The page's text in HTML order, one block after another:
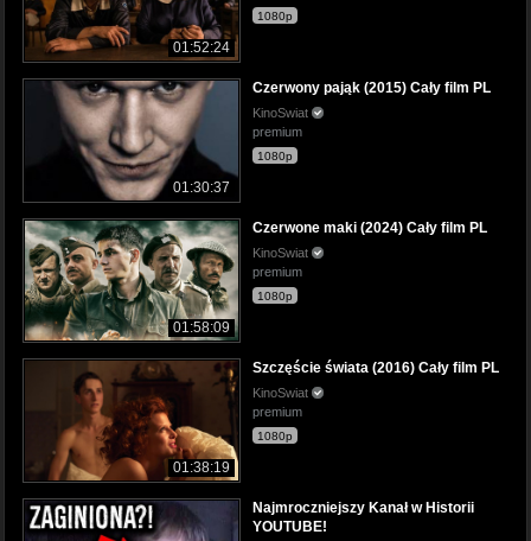
01:52:24
1080p
01:30:37
Czerwony pająk (2015) Cały film PL
KinoSwiat
premium
1080p
01:58:09
Czerwone maki (2024) Cały film PL
KinoSwiat
premium
1080p
01:38:19
Szczęście świata (2016) Cały film PL
KinoSwiat
premium
1080p
Najmroczniejszy Kanał w Historii
YOUTUBE!